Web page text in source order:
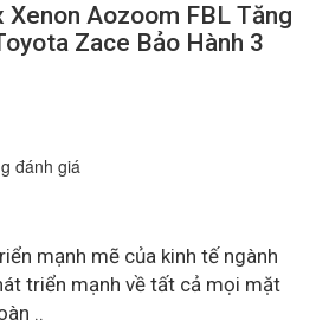
Xenon Aozoom FBL Tăng
Zace Bảo Hành 3
đánh giá
mạnh mẽ của kinh tế ngành
triển mạnh về tất cả mọi mặt
..